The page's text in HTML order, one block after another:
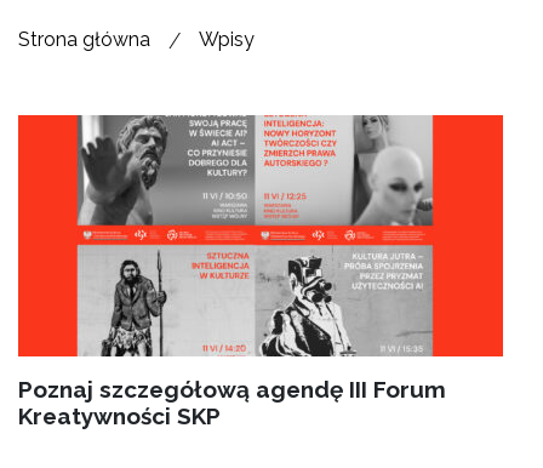
Strona główna / Wpisy
Poznaj szczegółową agendę III Forum
Kreatywności SKP